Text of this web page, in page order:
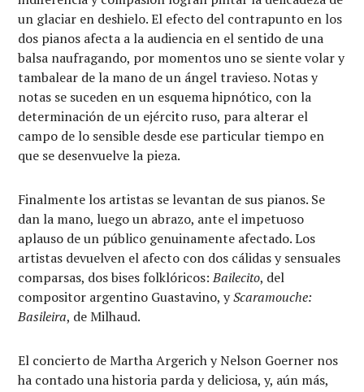
un glaciar en deshielo. El efecto del contrapunto en los
dos pianos afecta a la audiencia en el sentido de una
balsa naufragando, por momentos uno se siente volar y
tambalear de la mano de un ángel travieso. Notas y
notas se suceden en un esquema hipnótico, con la
determinación de un ejército ruso, para alterar el
campo de lo sensible desde ese particular tiempo en
que se desenvuelve la pieza.
Finalmente los artistas se levantan de sus pianos. Se
dan la mano, luego un abrazo, ante el impetuoso
aplauso de un público genuinamente afectado. Los
artistas devuelven el afecto con dos cálidas y sensuales
comparsas, dos bises folklóricos:Bailecito, del
compositor argentino Guastavino, yScaramouche:
Basileira, de Milhaud.
El concierto de Martha Argerich y Nelson Goerner nos
ha contado una historia parda y deliciosa, y, aún más,